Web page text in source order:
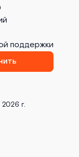
поддержки
г.